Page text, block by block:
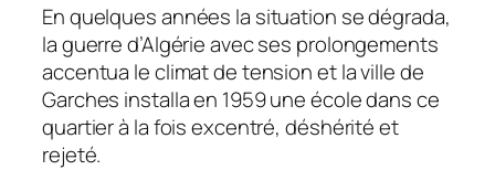
En quelques années la situation se dégrada,
la guerre d’Algérie avec ses prolongements
accentua le climat de tension et la ville de
Garches installa en 1959 une école dans ce
quartier à la fois excentré, déshérité et
rejeté.